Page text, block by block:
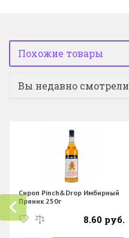
Похожие товары
Вы недавно смотрели
Сироп Pinch&Drop Имбирный
Пряник 250г
8.60 руб.